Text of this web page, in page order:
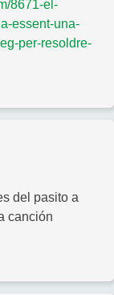
8671-el-
essent-una-
per-resoldre-
del pasito a
canción